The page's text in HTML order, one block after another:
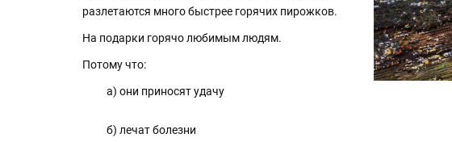
разлетаются много быстрее горячих пирожков.
На подарки горячо любимым людям.
Потому что:
а) они приносят удачу
б) лечат болезни